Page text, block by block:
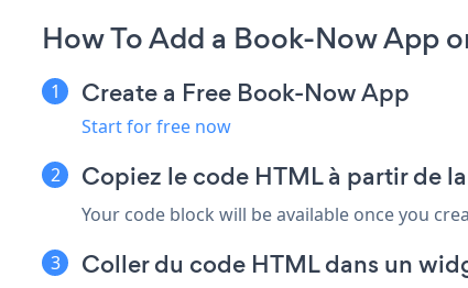
How To Add a Book-Now App
Create a Free Book-Now App
Start for free now
Copiez le code HTML à partir de
Your code block will be available once you
Coller du code HTML dans un